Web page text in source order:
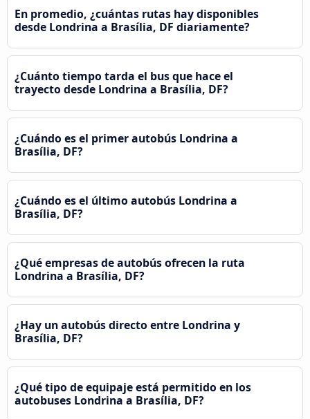
En promedio, ¿cuántas rutas hay disponibles
desde Londrina a Brasília, DF diariamente?
¿Cuánto tiempo tarda el bus que hace el
trayecto desde Londrina a Brasília, DF?
¿Cuándo es el primer autobús Londrina a
Brasília, DF?
¿Cuándo es el último autobús Londrina a
Brasília, DF?
¿Qué empresas de autobús ofrecen la ruta
Londrina a Brasília, DF?
¿Hay un autobús directo entre Londrina y
Brasília, DF?
¿Qué tipo de equipaje está permitido en los
autobuses Londrina a Brasília, DF?